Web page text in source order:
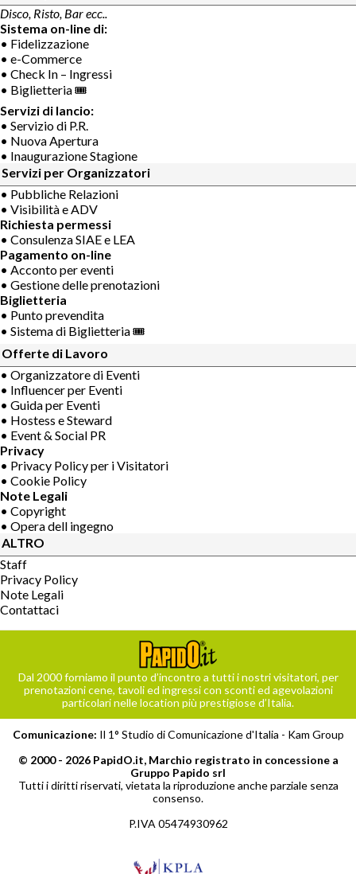
Disco, Risto, Bar ecc..
Sistema on-line di:
• Fidelizzazione
• e-Commerce
• Check In – Ingressi
• Biglietteria 🎟
Servizi di lancio:
• Servizio di P.R.
• Nuova Apertura
• Inaugurazione Stagione
Servizi per Organizzatori
• Pubbliche Relazioni
• Visibilità e ADV
Richiesta permessi
• Consulenza SIAE e LEA
Pagamento on-line
• Acconto per eventi
• Gestione delle prenotazioni
Biglietteria
• Punto prevendita
• Sistema di Biglietteria 🎟
Offerte di Lavoro
• Organizzatore di Eventi
• Influencer per Eventi
• Guida per Eventi
• Hostess e Steward
• Event & Social PR
Privacy
• Privacy Policy per i Visitatori
• Cookie Policy
Note Legali
• Copyright
• Opera dell ingegno
ALTRO
Staff
Privacy Policy
Note Legali
Contattaci
Dal 2000 forniamo il punto d’incontro a tutti i nostri visitatori, per
prenotazioni cene, tavoli ed ingressi con sconti ed agevolazioni
particolari nelle location più prestigiose d’Italia.
Comunicazione: Il 1° Studio di Comunicazione d'Italia - Kam Group
© 2000 - 2026 PapidO.it, Marchio registrato in concessione a
Gruppo Papido srl
Tutti i diritti riservati, vietata la riproduzione anche parziale senza
consenso.
P.IVA 05474930962